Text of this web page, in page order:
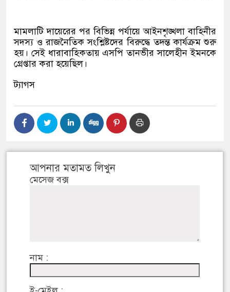
মামলাটি দায়েরের পর বিভিন্ন পর্যায়ে আইনশৃঙ্খলা বাহিনীর
সদস্য ও রাজনৈতিক সংশ্লিষ্টদের বিরুদ্ধে তদন্ত কার্যক্রম শুরু
হয়। সেই ধারাবাহিকতায় এসপি তানভীর সালেহীন ইমনকে
গ্রেপ্তার করা হয়েছিল।
ট্যাগস
আপনার মতামত লিখুন
মেসেজ বক্স
নাম :